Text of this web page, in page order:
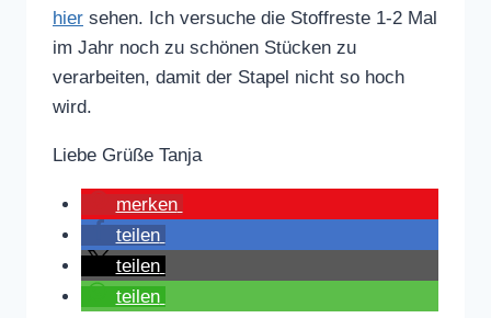
hier sehen. Ich versuche die Stoffreste 1-2 Mal
im Jahr noch zu schönen Stücken zu
verarbeiten, damit der Stapel nicht so hoch
wird.
Liebe Grüße Tanja
merken
teilen
teilen
teilen